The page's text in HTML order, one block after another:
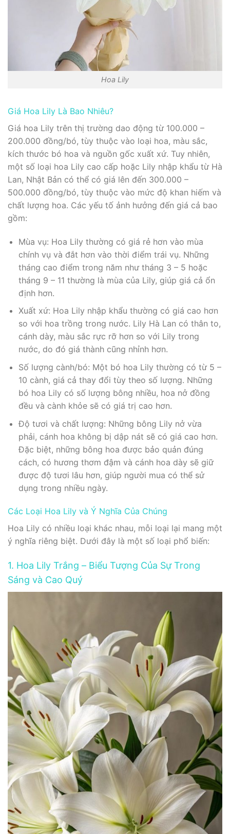
Hoa Lily
Giá Hoa Lily Là Bao Nhiêu?
Giá hoa Lily trên thị trường dao động từ 100.000 –
200.000 đồng/bó, tùy thuộc vào loại hoa, màu sắc,
kích thước bó hoa và nguồn gốc xuất xứ. Tuy nhiên,
một số loại hoa Lily cao cấp hoặc Lily nhập khẩu từ Hà
Lan, Nhật Bản có thể có giá lên đến 300.000 –
500.000 đồng/bó, tùy thuộc vào mức độ khan hiếm và
chất lượng hoa. Các yếu tố ảnh hưởng đến giá cả bao
gồm:
Mùa vụ: Hoa Lily thường có giá rẻ hơn vào mùa
chính vụ và đắt hơn vào thời điểm trái vụ. Những
tháng cao điểm trong năm như tháng 3 – 5 hoặc
tháng 9 – 11 thường là mùa của Lily, giúp giá cả ổn
định hơn.
Xuất xứ: Hoa Lily nhập khẩu thường có giá cao hơn
so với hoa trồng trong nước. Lily Hà Lan có thân to,
cánh dày, màu sắc rực rỡ hơn so với Lily trong
nước, do đó giá thành cũng nhỉnh hơn.
Số lượng cành/bó: Một bó hoa Lily thường có từ 5 –
10 cành, giá cả thay đổi tùy theo số lượng. Những
bó hoa Lily có số lượng bông nhiều, hoa nở đồng
đều và cành khỏe sẽ có giá trị cao hơn.
Độ tươi và chất lượng: Những bông Lily nở vừa
phải, cánh hoa không bị dập nát sẽ có giá cao hơn.
Đặc biệt, những bông hoa được bảo quản đúng
cách, có hương thơm đậm và cánh hoa dày sẽ giữ
được độ tươi lâu hơn, giúp người mua có thể sử
dụng trong nhiều ngày.
Các Loại Hoa Lily và Ý Nghĩa Của Chúng
Hoa Lily có nhiều loại khác nhau, mỗi loại lại mang một
ý nghĩa riêng biệt. Dưới đây là một số loại phổ biến:
1. Hoa Lily Trắng – Biểu Tượng Của Sự Trong
Sáng và Cao Quý